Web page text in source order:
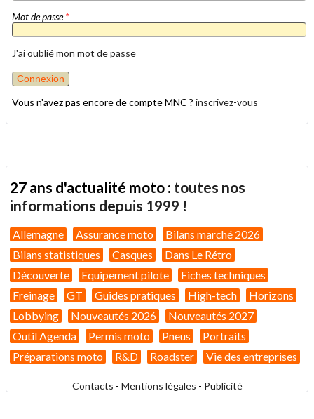
Mot de passe*
J'ai oublié mon mot de passe
Vous n'avez pas encore de compte MNC ? inscrivez-vous
27 ans d'actualité moto : toutes nos
informations depuis 1999 !
Allemagne Assurance moto
Bilans marché 2026
Bilans statistiques
Casques
Dans Le Rétro
Découverte
Equipement pilote
Fiches techniques
Freinage
GT Guides pratiques High-tech
Horizons
Lobbying
Nouveautés 2026
Nouveautés 2027
Outil Agenda
Permis moto Pneus
Portraits
Préparations moto
R&D Roadster Vie des entreprises
Contacts - Mentions légales - Publicité